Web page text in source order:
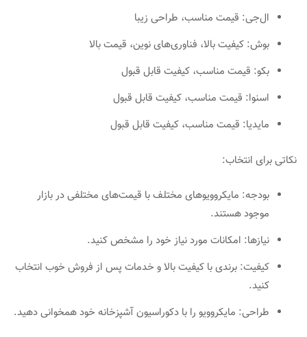
ال‌جی: قیمت مناسب، طراحی زیبا
بوش: کیفیت بالا، فناوری‌های نوین، قیمت بالا
بکو: قیمت مناسب، کیفیت قابل قبول
اسنوا: قیمت مناسب، کیفیت قابل قبول
مایدیا: قیمت مناسب، کیفیت قابل قبول
نکاتی برای انتخاب:
بودجه: مایکروویوهای مختلف با قیمت‌های مختلفی در بازار
موجود هستند.
نیازها: امکانات مورد نیاز خود را مشخص کنید.
کیفیت: برندی با کیفیت بالا و خدمات پس از فروش خوب انتخاب
کنید.
طراحی: مایکروویو را با دکوراسیون آشپزخانه خود همخوانی دهید.